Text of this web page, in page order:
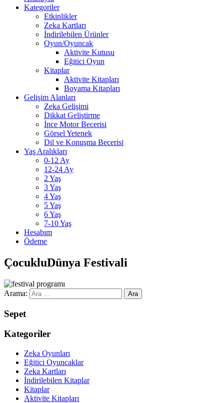
Kategoriler
Etkinlikler
Zeka Kartları
İndirilebilen Ürünler
Oyun/Oyuncak
Aktivite Kutusu
Eğitici Oyun
Kitaplar
Aktivite Kitapları
Boyama Kitapları
Gelişim Alanları
Zeka Gelişimi
Dikkat Geliştirme
İnce Motor Becerisi
Görsel Yetenek
Dil ve Konuşma Becerisi
Yaş Aralıkları
0-12 Ay
12-24 Ay
2 Yaş
3 Yaş
4 Yaş
5 Yaş
6 Yaş
7-10 Yaş
Hesabım
Ödeme
ÇocukluDünya Festivali
Arama:
Sepet
Kategoriler
Zeka Oyunları
Eğitici Oyuncaklar
Zeka Kartları
İndirilebilen Kitaplar
Kitaplar
Aktivite Kitapları